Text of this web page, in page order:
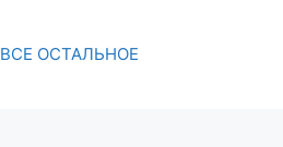
ВСЕ ОСТАЛЬНОЕ